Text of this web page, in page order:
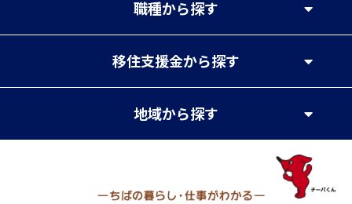
職種から探す
移住支援金から探す
地域から探す